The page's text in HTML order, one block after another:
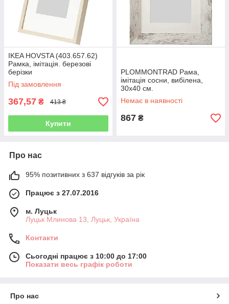
IKEA HOVSTA (403.657.62)
Рамка, імітація. березові
берізки
Під замовлення
367,57 ₴ 413 ₴
Купити
PLOMMONTRAD Рама,
імітація сосни, вибілена,
30х40 см.
Немає в наявності
867 ₴
Про нас
95% позитивних з 637 відгуків за рік
Працює з 27.07.2016
м. Луцьк
Луцьк Млинова 13, Луцьк, Україна
Контакти
Сьогодні працює з 10:00 до 17:00
Показати весь графік роботи
Про нас